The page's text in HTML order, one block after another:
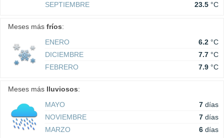
SEPTIEMBRE
23.5 °C
Meses más fríos:
ENERO
6.2 °C
DICIEMBRE
7.7 °C
FEBRERO
7.9 °C
Meses más lluviosos:
MAYO
7 días
NOVIEMBRE
7 días
MARZO
6 días